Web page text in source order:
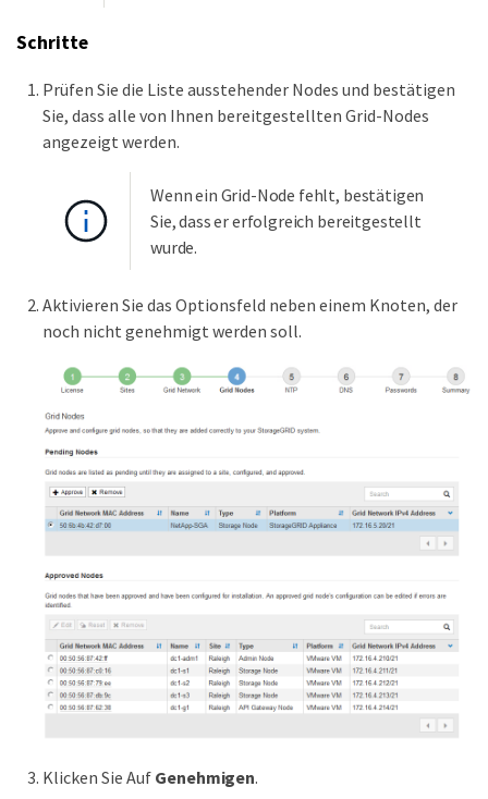
Schritte
Prüfen Sie die Liste ausstehender Nodes und bestätigen
Sie, dass alle von Ihnen bereitgestellten Grid-Nodes
angezeigt werden.
Wenn ein Grid-Node fehlt, bestätigen
Sie, dass er erfolgreich bereitgestellt
wurde.
Aktivieren Sie das Optionsfeld neben einem Knoten, der
noch nicht genehmigt werden soll.
Klicken Sie Auf Genehmigen.